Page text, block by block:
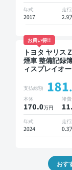
年式
2017
走
2.9
お買い得!!
トヨタ ヤリス
煙車 整備記録
ィスプレイオ
モニター オート
ズ スマートキー
ックモニター 全
メラ ドライブレ
ー 衝突軽減
支払総額 181
本体
170.0万円
諸
11
年式
2024
走
0.3
おす